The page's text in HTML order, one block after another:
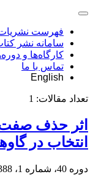
فهرست
سامانه نشر
کارگاه‌ها و
تماس با ما
English
تعداد مقالات: 1
اثر حذف
انتخاب در
دوره 40، شماره 1، 1388